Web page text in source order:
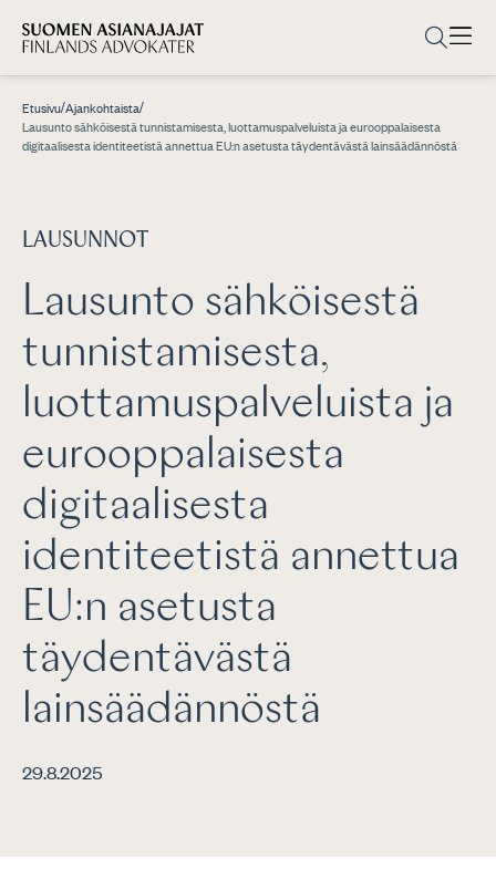
Etusivu/Ajankohtaista/
Lausunto sähköisestä tunnistamisesta, luottamuspalveluista ja eurooppalaisesta
digitaalisesta identiteetistä annettua EU:n asetusta täydentävästä lainsäädännöstä
LAUSUNNOT
Lausunto sähköisestä
tunnistamisesta,
luottamuspalveluista ja
eurooppalaisesta
digitaalisesta
identiteetistä annettua
EU:n asetusta
täydentävästä
lainsäädännöstä
29.8.2025